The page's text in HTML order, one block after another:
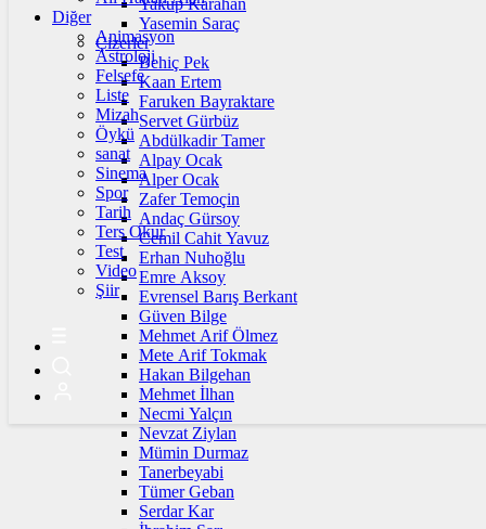
Diğer
Animasyon
Astroloji
Felsefe
Liste
Mizah
Öykü
sanat
Sinema
Spor
Tarih
Ters Okur
Test
Video
Şiir
Yakup Karahan
Yasemin Saraç
Çizerler
Behiç Pek
Kaan Ertem
Faruken Bayraktare
Servet Gürbüz
Abdülkadir Tamer
Alpay Ocak
Alper Ocak
Zafer Temoçin
Andaç Gürsoy
Cemil Cahit Yavuz
Erhan Nuhoğlu
Emre Aksoy
Evrensel Barış Berkant
Güven Bilge
Mehmet Arif Ölmez
Mete Arif Tokmak
Hakan Bilgehan
Mehmet İlhan
Necmi Yalçın
Nevzat Ziylan
Mümin Durmaz
Tanerbeyabi
Tümer Geban
Serdar Kar